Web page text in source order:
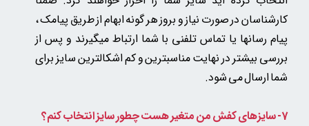
کارشناسان در صورت نیاز و بروز هر گونه ابهام از طریق پیامک ،
پیام رسانها یا تماس تلفنی با شما ارتباط میگیرند و پس از
بررسی بیشتر در نهایت مناسبترین و کم اشکالترین سایز برای
شما ارسال می شود.
7- سایزهای کفش من متغیر هست چطور سایز انتخاب کنم؟